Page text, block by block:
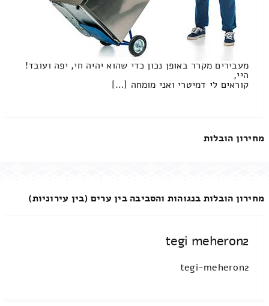
מעבירים מקרר באופן נכון כדי שהוא יהיה חי, יפה ועובד!
היי,
קוראים לי דמיטרי ואני מומחה […]
מחירון הובלות
מחירון הובלות בנגוהות והסביבה בין ערים (בין עירוניות)
tegi meheron2
tegi-meheron2